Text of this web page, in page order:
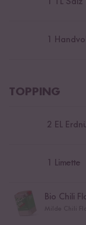
1 TL Salz
1
TOPPING
2 EL
1 Limette
Bio Chili